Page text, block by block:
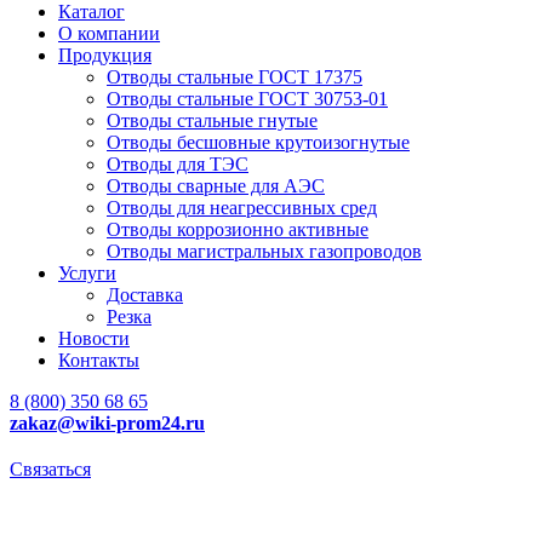
Каталог
О компании
Продукция
Отводы стальные ГОСТ 17375
Отводы стальные ГОСТ 30753-01
Отводы стальные гнутые
Отводы бесшовные крутоизогнутые
Отводы для ТЭС
Отводы сварные для АЭС
Отводы для неагрессивных сред
Отводы коррозионно активные
Отводы магистральных газопроводов
Услуги
Доставка
Резка
Новости
Контакты
8 (800) 350 68 65
zakaz@wiki-prom24.ru
Связаться